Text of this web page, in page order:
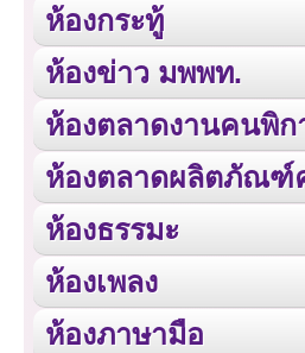
ห้องกระทู้
ห้องข่าว มพพท.
ห้องตลาดงานคนพิก
ห้องตลาดผลิตภัณฑ์
ห้องธรรมะ
ห้องเพลง
ห้องภาษามือ